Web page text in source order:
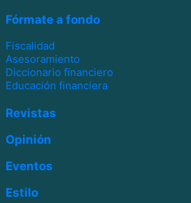
Fórmate a fondo
Fiscalidad
Asesoramiento
Diccionario financiero
Educación financiera
Revistas
Opinión
Eventos
Estilo